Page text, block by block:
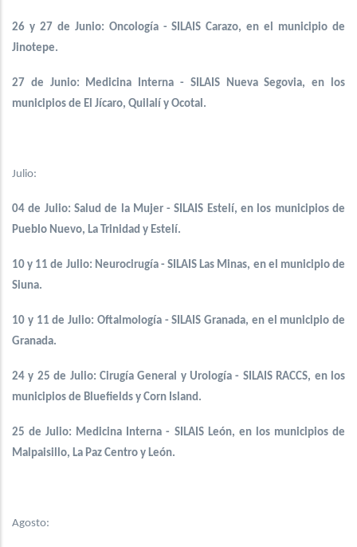
26 y 27 de Junio: Oncología - SILAIS Carazo, en el municipio de
Jinotepe.
27 de Junio: Medicina Interna - SILAIS Nueva Segovia, en los
municipios de El Jícaro, Quilalí y Ocotal.
Julio:
04 de Julio: Salud de la Mujer - SILAIS Estelí, en los municipios de
Pueblo Nuevo, La Trinidad y Estelí.
10 y 11 de Julio: Neurocirugía - SILAIS Las Minas, en el municipio de
Siuna.
10 y 11 de Julio: Oftalmología - SILAIS Granada, en el municipio de
Granada.
24 y 25 de Julio: Cirugía General y Urología - SILAIS RACCS, en los
municipios de Bluefields y Corn Island.
25 de Julio: Medicina Interna - SILAIS León, en los municipios de
Malpaisillo, La Paz Centro y León.
Agosto: